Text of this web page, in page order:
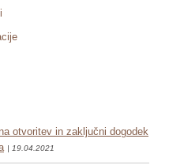
otvoritev in zaključni dogodek
| 19.04.2021